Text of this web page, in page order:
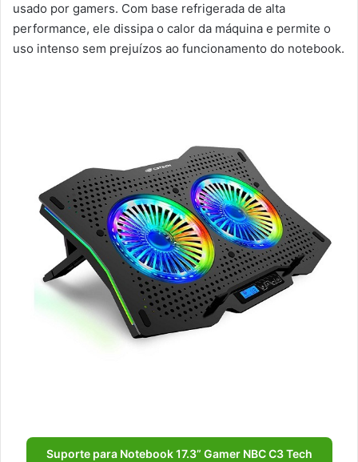
usado por gamers. Com base refrigerada de alta
performance, ele dissipa o calor da máquina e permite o
uso intenso sem prejuízos ao funcionamento do notebook.
Suporte para Notebook 17.3” Gamer NBC C3 Tech